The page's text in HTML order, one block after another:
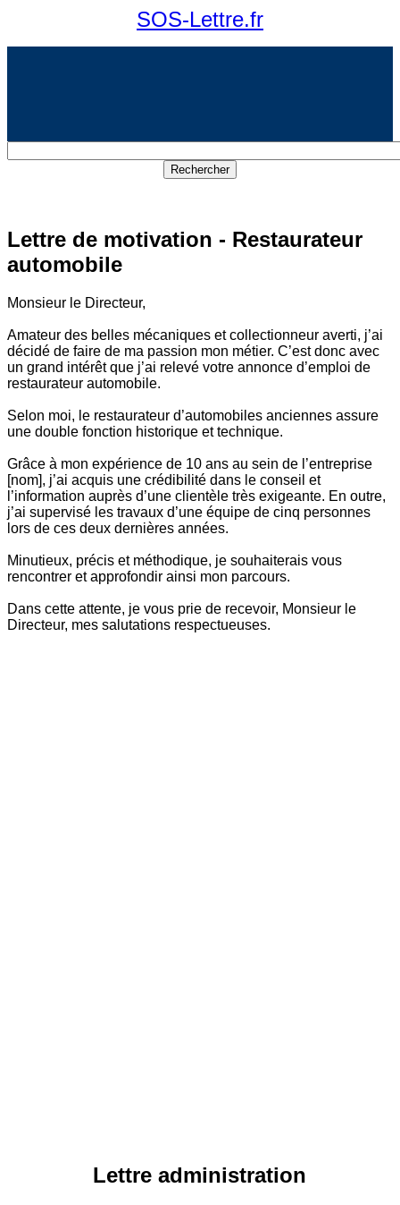
SOS-Lettre.fr
Lettre de motivation - Restaurateur
automobile
Monsieur le Directeur,
Amateur des belles mécaniques et collectionneur averti, j’ai
décidé de faire de ma passion mon métier. C’est donc avec
un grand intérêt que j’ai relevé votre annonce d’emploi de
restaurateur automobile.
Selon moi, le restaurateur d’automobiles anciennes assure
une double fonction historique et technique.
Grâce à mon expérience de 10 ans au sein de l’entreprise
[nom], j’ai acquis une crédibilité dans le conseil et
l’information auprès d’une clientèle très exigeante. En outre,
j’ai supervisé les travaux d’une équipe de cinq personnes
lors de ces deux dernières années.
Minutieux, précis et méthodique, je souhaiterais vous
rencontrer et approfondir ainsi mon parcours.
Dans cette attente, je vous prie de recevoir, Monsieur le
Directeur, mes salutations respectueuses.
Lettre administration